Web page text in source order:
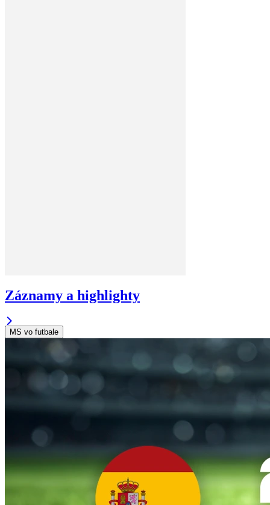
Záznamy a highlighty
MS vo futbale